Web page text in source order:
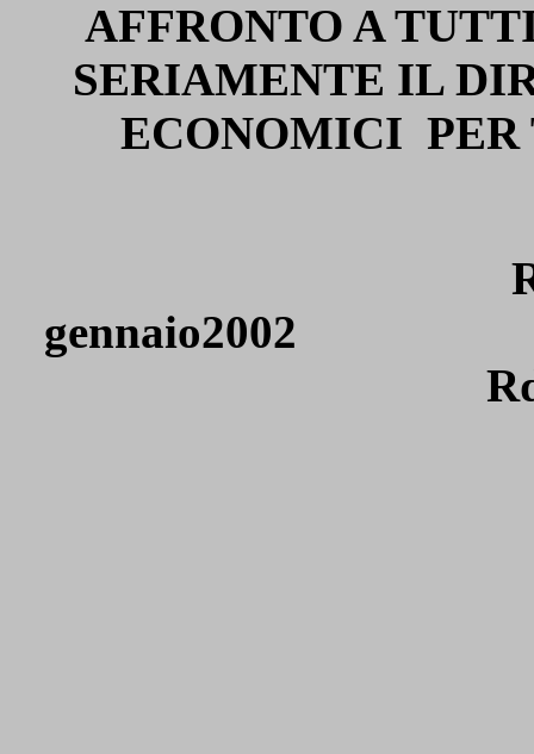
AFFRONTO A
SERIAMENTE IL
ECONOMICI
gennaio2002